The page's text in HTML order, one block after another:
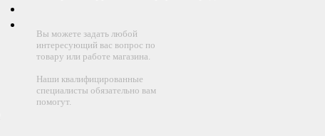
Вы можете задать любой
интересующий вас вопрос по
товару или работе магазина.
Наши квалифицированные
специалисты обязательно вам
помогут.